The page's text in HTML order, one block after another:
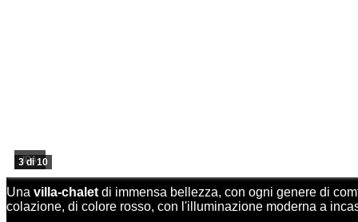
IPA
3 di 10
Una villa-chalet di immensa bellezza, con ogni genere di
colazione, di colore rosso, con l'illuminazione moderna a